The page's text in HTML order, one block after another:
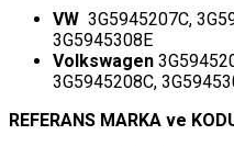
VW 3G5945207C,
3G5945308E
Volkswagen
3G5945208C,
REFERANS MARKA ve